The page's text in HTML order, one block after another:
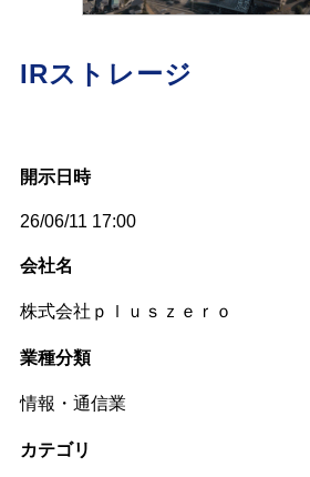
IRストレージ
開示日時
26/06/11 17:00
会社名
株式会社ｐｌｕｓｚｅｒｏ
業種分類
情報・通信業
カテゴリ